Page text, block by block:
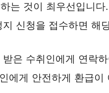
는 것이 최우선입니
신청을 접수하면
은 수취인에게 연락
에게 안전하게 환급